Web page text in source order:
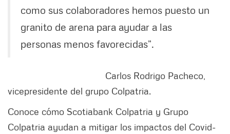
como sus colaboradores hemos puesto un
granito de arena para ayudar a las
personas menos favorecidas”.
Carlos Rodrigo Pacheco,
vicepresidente del grupo Colpatria.
Conoce cómo Scotiabank Colpatria y Grupo
Colpatria ayudan a mitigar los impactos del Covid-